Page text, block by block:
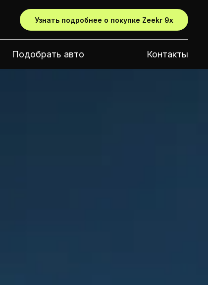
Узнать подробнее о покупке Zeekr 9x
Подобрать авто Контакты